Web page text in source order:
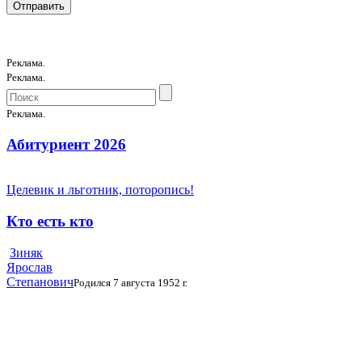
Реклама.
Реклама.
Реклама.
Абитуриент 2026
Целевик и льготник, поторопись!
Кто есть кто
Зиняк
Ярослав
СтепановичРодился 7 августа 1952 г.